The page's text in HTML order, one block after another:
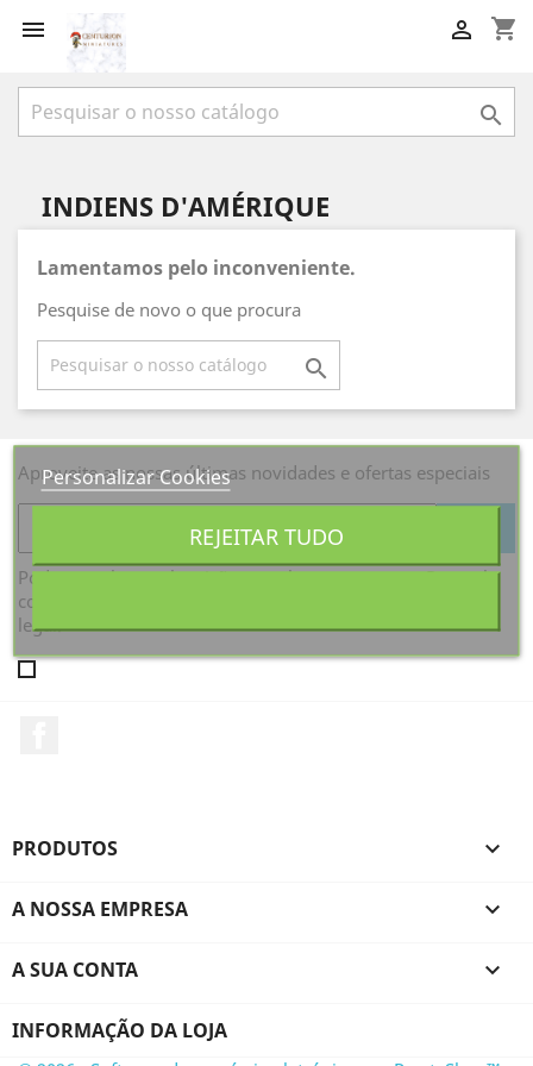
 shopping_cart


INDIENS D'AMÉRIQUE
Lamentamos pelo inconveniente.
Pesquise de novo o que procura

Aproveite as nossas últimas novidades e ofertas especiais
Pode cancelar a subscrição a qualquer momento. Para tal,
consulte a nossa informação de contacto na declaração
legal.
PRODUTOS 
A NOSSA EMPRESA 
A SUA CONTA 
INFORMAÇÃO DA LOJA
Personalizar Cookies
REJEITAR TUDO